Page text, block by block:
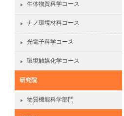
生体物質科学コース
ナノ環境材料コース
光電子科学コース
環境触媒化学コース
研究院
物質機能科学部門